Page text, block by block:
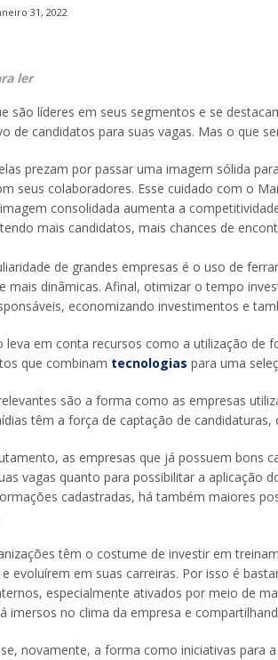
31, 2022
ler
são líderes em seus segmentos e se
de candidatos para suas vagas. Mas o que
prezam por passar uma imagem sólida
seus colaboradores. Esse cuidado com o
consolidada aumenta a
mais candidatos, mais chances de
de grandes empresas é o uso de
mais dinâmicas. Afinal, otimizar o tempo
economizando investimentos e
leva em conta recursos como a utilização de
que combinam tecnologias para uma
são a forma como as empresas
têm a força de captação de
as empresas que já possuem bons
vagas quanto para possibilitar a
cadastradas, há também maiores
têm o costume de investir em
evoluírem em suas carreiras. Por isso é
especialmente ativados por meio de
imersos no clima da empresa e
novamente, a forma como iniciativas